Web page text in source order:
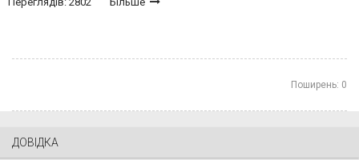
Поширень: 0
ДОВІДКА